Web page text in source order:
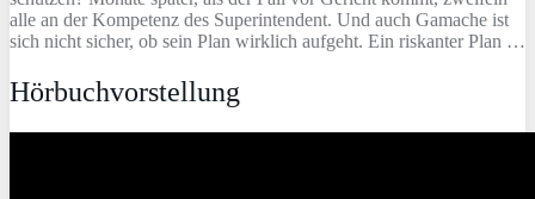
alle an der Kompetenz des Superintendent. Und auch Gamache ist
sich nicht sicher, ob sein Plan wirklich aufgeht. Ein riskanter Plan …
Hörbuchvorstellung